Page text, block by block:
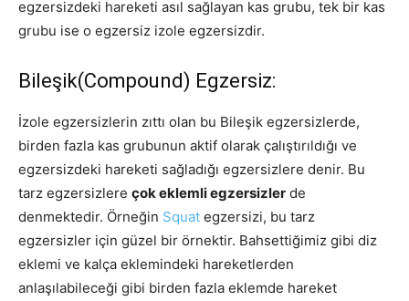
egzersizdeki hareketi asıl sağlayan kas grubu, tek bir kas
grubu ise o egzersiz izole egzersizdir.
Bileşik(Compound) Egzersiz:
İzole egzersizlerin zıttı olan bu Bileşik egzersizlerde,
birden fazla kas grubunun aktif olarak çalıştırıldığı ve
egzersizdeki hareketi sağladığı egzersizlere denir. Bu
tarz egzersizlere çok eklemli egzersizler de
denmektedir. Örneğin Squat egzersizi, bu tarz
egzersizler için güzel bir örnektir. Bahsettiğimiz gibi diz
eklemi ve kalça eklemindeki hareketlerden
anlaşılabileceği gibi birden fazla eklemde hareket